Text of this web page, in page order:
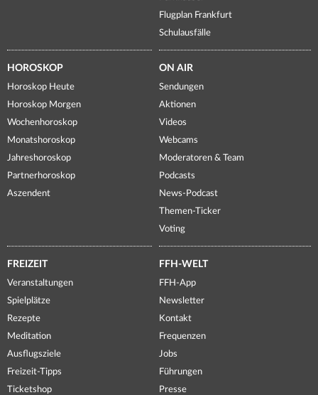
Flugplan Frankfurt
Schulausfälle
HOROSKOP
Horoskop Heute
Horoskop Morgen
Wochenhoroskop
Monatshoroskop
Jahreshoroskop
Partnerhoroskop
Aszendent
ON AIR
Sendungen
Aktionen
Videos
Webcams
Moderatoren & Team
Podcasts
News-Podcast
Themen-Ticker
Voting
FREIZEIT
Veranstaltungen
Spielplätze
Rezepte
Meditation
Ausflugsziele
Freizeit-Tipps
Ticketshop
FFH-WELT
FFH-App
Newsletter
Kontakt
Frequenzen
Jobs
Führungen
Presse